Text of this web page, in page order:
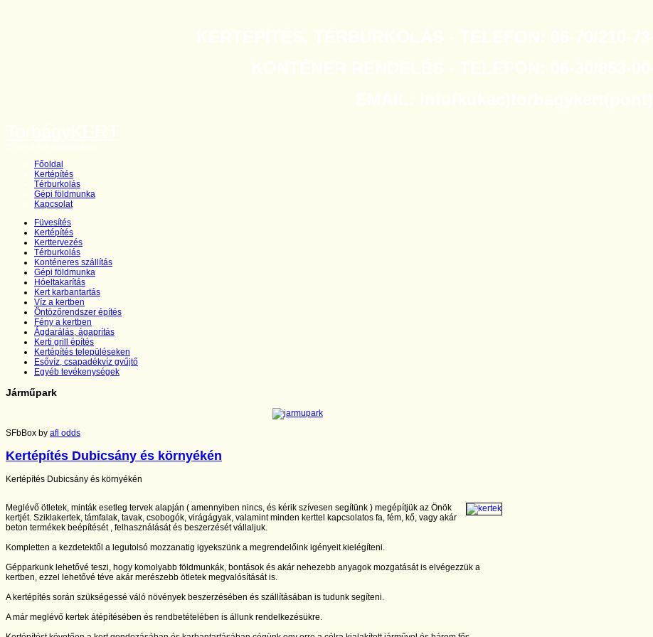
Főoldal
Kertépítés
Térburkolás
Gépi földmunka
Kapcsolat
Füvesítés
Kertépítés
Kerttervezés
Térburkolás
Konténeres szállítás
Gépi földmunka
Hóeltakarítás
Kert karbantartás
Víz a kertben
Öntözőrendszer építés
Fény a kertben
Ágdarálás, ágaprítás
Kerti grill építés
Kertépítés településeken
Esővíz, csapadékvíz gyűjtő
Egyéb tevékenységek
Járműpark
SFbBox by afl odds
Kertépítés Dubicsány és környékén
Kertépítés Dubicsány és környékén
Meglévő ötletek, minták esetleg tervek alapján ( amennyiben nincs, és kérik szívesen segítünk ) megépítjük az Önök
kertjét. Sziklakertek, támfalak, tavak, csobogók, virágágyak, valamint minden kerttel kapcsolatos fa, fém, kő, vagy akár
beton termékek beépítését , felhasználását és beszerzését vállaljuk.
Kompletten a kezdetektől a legutolsó mozzanatig igyekszünk a megrendelőink igényeit kielégíteni.
Gépparkunk lehetővé teszi, hogy komolyabb földmunkák, bontások és akár nehezebb anyagok mozgatását is elvégezzük a
kertben, ezzel lehetővé téve akár merészebb ötletek megvalósítását is.
A kertépítés során szükségessé váló növények beszerzésében és szállításában is tudunk segíteni.
A már meglévő kertek átépítésében és rendbetételében is állunk rendelkezésükre.